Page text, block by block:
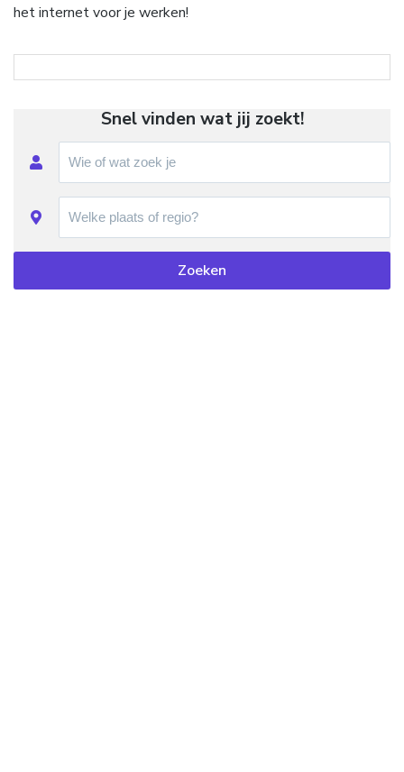
het internet voor je werken!
Snel vinden wat jij zoekt!